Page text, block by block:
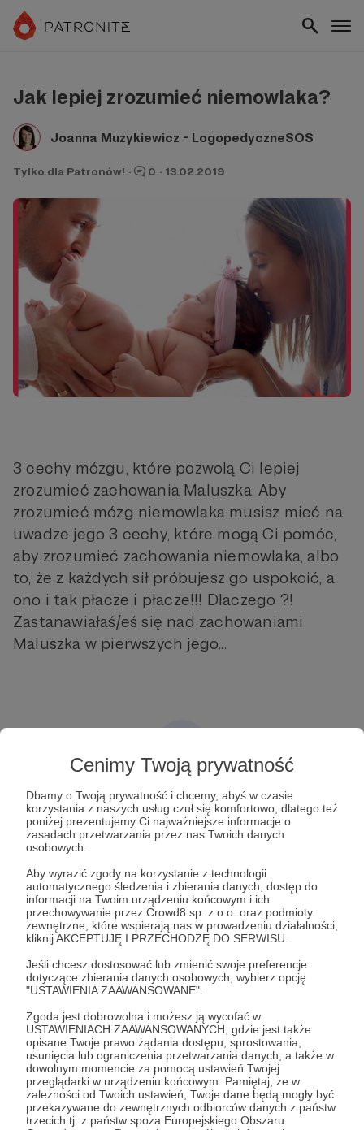
Cenimy Twoją prywatność
Dbamy o Twoją prywatność i chcemy, abyś w czasie
korzystania z naszych usług czuł się komfortowo, dlatego też
poniżej prezentujemy Ci najważniejsze informacje o
zasadach przetwarzania przez nas Twoich danych
osobowych.
Aby wyrazić zgody na korzystanie z technologii
automatycznego śledzenia i zbierania danych, dostęp do
informacji na Twoim urządzeniu końcowym i ich
przechowywanie przez Crowd8 sp. z o.o. oraz podmioty
zewnętrzne, które wspierają nas w prowadzeniu działalności,
kliknij AKCEPTUJĘ I PRZECHODZĘ DO SERWISU.
Jeśli chcesz dostosować lub zmienić swoje preferencje
dotyczące zbierania danych osobowych, wybierz opcję
"USTAWIENIA ZAAWANSOWANE".
Zgoda jest dobrowolna i możesz ją wycofać w
USTAWIENIACH ZAAWANSOWANYCH, gdzie jest także
opisane Twoje prawo żądania dostępu, sprostowania,
usunięcia lub ograniczenia przetwarzania danych, a także w
dowolnym momencie za pomocą ustawień Twojej
przeglądarki w urządzeniu końcowym. Pamiętaj, że w
zależności od Twoich ustawień, Twoje dane będą mogły być
przekazywane do zewnętrznych odbiorców danych z państw
trzecich tj. z państw spoza Europejskiego Obszaru
Jak lepiej zrozumieć niemowlaka?
Joanna Muzykiewicz - LogopedyczneSOS
Tylko dla Patronów! · 0 · 13.02.2019
3 cechy mózgu, które pozwolą Ci lepiej
zrozumieć zachowania Maluszka. Aby
zrozumieć mózg niemowlaka musisz mieć na
uwadze jego 3 cechy, które mogą Ci pomóc,
aby zrozumieć zachowania niemowlaka, albo
to, że z każdych sił próbujesz go uspokoić, a
ono i tak płacze i płacze!!! Dlaczego ?!
Zastanawiałaś/eś się nad zachowaniami
Maluszka w pierwszych jego...
Post dostępny tylko dla Patronów
Aby zobaczyć ten materiał musisz być zalogowany
Zostań Patronem
Zaloguj się
mózg niemowlę rodzice mama tata
zrozumienie
Udostępnij